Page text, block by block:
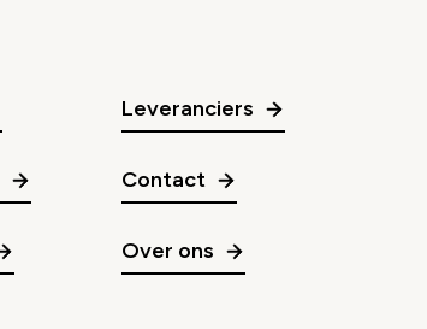
Leveranciers
Contact
Over ons